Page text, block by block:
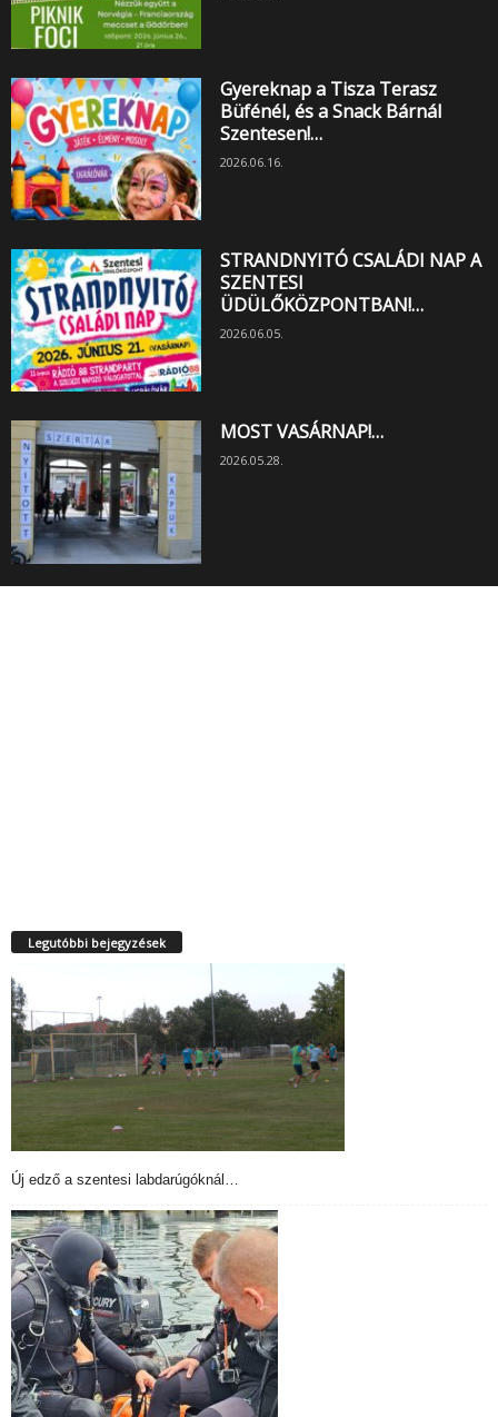
Gyereknap a Tisza Terasz
Büfénél, és a Snack Bárnál
Szentesen!…
2026.06.16.
STRANDNYITÓ CSALÁDI NAP A
SZENTESI
ÜDÜLŐKÖZPONTBAN!…
2026.06.05.
MOST VASÁRNAP!…
2026.05.28.
Legutóbbi bejegyzések
Új edző a szentesi labdarúgóknál…